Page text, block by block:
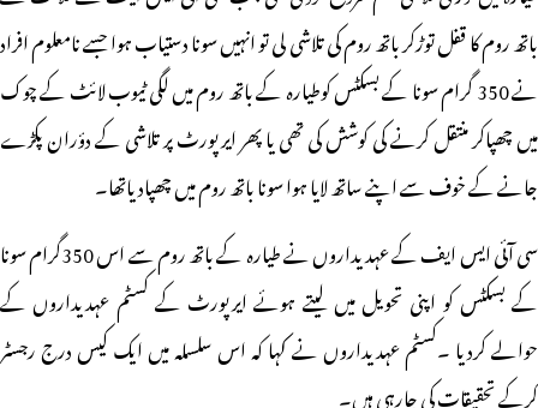
باتھ روم کا قفل توڑکر باتھ روم کی تلاشی لی تو انہیں سونا دستیاب ہوا جسے نامعلوم افراد
نے 350 گرام سونا کے بسکٹس کوطیارہ کے باتھ روم میں لگی ٹیوب لائٹ کے چوک
میں چھپاکر منتقل کرنے کی کوشش کی تھی یا پھر ایرپورٹ پر تلاشی کے دؤران پکڑے
جانے کے خوف سے اپنے ساتھ لایا ہوا سونا باتھ روم میں چھپادیاتھا۔
سی آئی ایس ایف کے عہدیداروں نے طیارہ کے باتھ روم سے اس 350گرام سونا
کے بسکٹس کو اپنی تحویل میں لیتے ہوئے ایرپورٹ کے کسٹم عہدیداروں کے
حوالے کردیا ۔کسٹم عہدیداروں نے کہا کہ اس سلسلہ میں ایک کیس درج رجسٹر
کرکے تحقیقات کی جارہی ہیں۔